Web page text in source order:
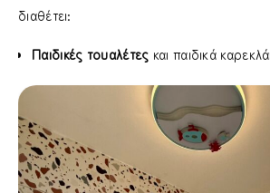
διαθέτει:
Παιδικές τουαλέτες και παιδικά